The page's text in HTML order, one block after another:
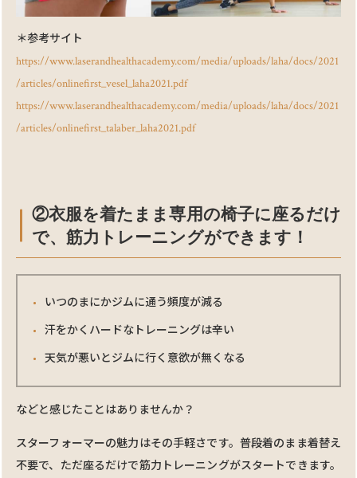
＊参考サイト
https://www.laserandhealthacademy.com/media/uploads/laha/docs/2021
/articles/onlinefirst_vesel_laha2021.pdf
https://www.laserandhealthacademy.com/media/uploads/laha/docs/2021
/articles/onlinefirst_talaber_laha2021.pdf
②⾐服を着たまま専⽤の椅⼦に座るだけ
で、筋⼒トレーニングができます！
いつのまにかジムに通う頻度が減る
汗をかくハードなトレーニングは辛い
天気が悪いとジムに行く意欲が無くなる
などと感じたことはありませんか？
スターフォーマーの魅⼒はその⼿軽さです。普段着のまま着替え
不要で、ただ座るだけで筋⼒トレーニングがスタートできます。